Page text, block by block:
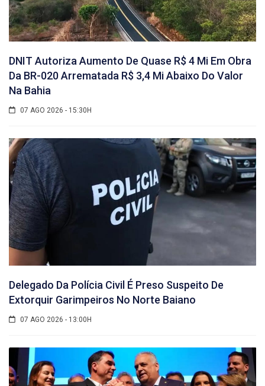
DNIT Autoriza Aumento De Quase R$ 4 Mi Em Obra
Da BR-020 Arrematada R$ 3,4 Mi Abaixo Do Valor
Na Bahia
07 AGO 2026 - 15:30H
Delegado Da Polícia Civil É Preso Suspeito De
Extorquir Garimpeiros No Norte Baiano
07 AGO 2026 - 13:00H